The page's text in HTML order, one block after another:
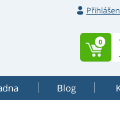
0
Blog